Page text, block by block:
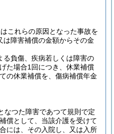
これらの原因となった事故を
障害補償の金額からその金
る負傷、疾病若しくは障害の
た場合1回につき、休業補償
の休業補償を、傷病補償年金
なつた障害であつて規則で定
償として、当該介護を受けて
には、その入院し、又は入所